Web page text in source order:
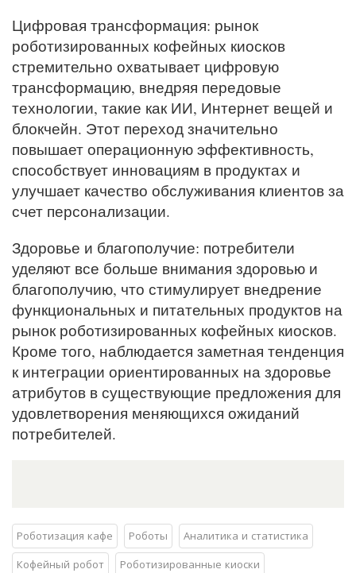
Цифровая трансформация: рынок
роботизированных кофейных киосков
стремительно охватывает цифровую
трансформацию, внедряя передовые
технологии, такие как ИИ, Интернет вещей и
блокчейн. Этот переход значительно
повышает операционную эффективность,
способствует инновациям в продуктах и ​​
улучшает качество обслуживания клиентов за
счет персонализации.
Здоровье и благополучие: потребители
уделяют все больше внимания здоровью и
благополучию, что стимулирует внедрение
функциональных и питательных продуктов на
рынок роботизированных кофейных киосков.
Кроме того, наблюдается заметная тенденция
к интеграции ориентированных на здоровье
атрибутов в существующие предложения для
удовлетворения меняющихся ожиданий
потребителей.
Роботизация кафе Роботы
Аналитика и статистика
Кофейный робот
Роботизированные киоски